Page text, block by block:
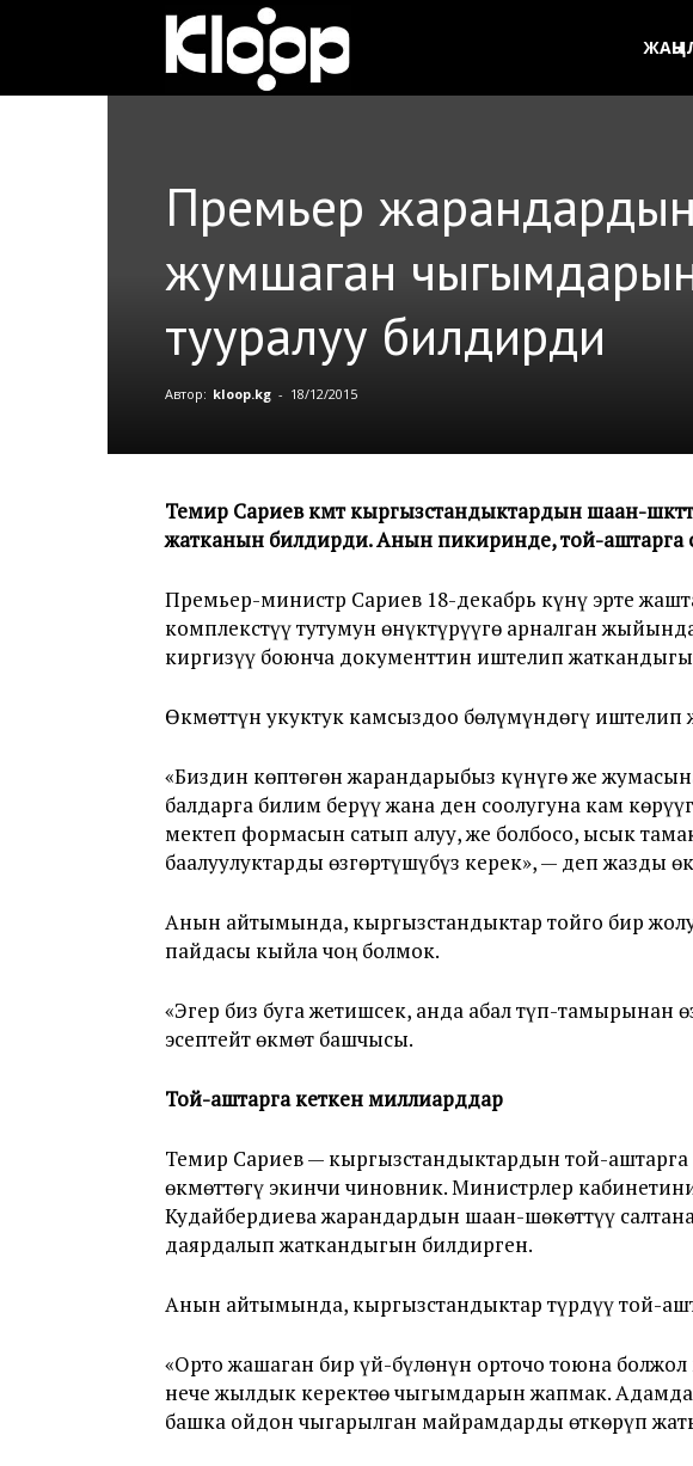
Кыргызстан
Премьер жарандардын
жумшаган чыгымдарын
тууралуу билдирди
Автор: kloop.kg - 18/12/2015
Темир Сариев өкмөт кыргызстандыктардын шаан-
жатканын билдирди. Анын пикиринде, той-аштарга
Премьер-министр Сариев 18-декабрь күнү эрте
комплекстүү тутумун өнүктүрүүгө арналган
киргизүү боюнча документтин иштелип
Өкмөттүн укуктук камсыздоо бөлүмүндөгү иштелип
«Биздин көптөгөн жарандарыбыз күнүгө же
балдарга билим берүү жана ден соолугуна кам
мектеп формасын сатып алуу, же болбосо, ысык
баалуулуктарды өзгөртүшүбүз керек», — деп жазды
Анын айтымында, кыргызстандыктар тойго бир
пайдасы кыйла чоң болмок.
«Эгер биз буга жетишсек, анда абал түп-тамырынан
эсептейт өкмөт башчысы.
Той-аштарга кеткен миллиарддар
Темир Сариев — кыргызстандыктардын той-
өкмөттөгү экинчи чиновник. Министрлер
Кудайбердиева жарандардын шаан-шөкөттүү
даярдалып жаткандыгын билдирген.
Анын айтымында, кыргызстандыктар түрдүү той-
«Орто жашаган бир үй-бүлөнүн орточо тоюна
нече жылдык керектөө чыгымдарын жапмак.
башка ойдон чыгарылган майрамдарды өткөрүп